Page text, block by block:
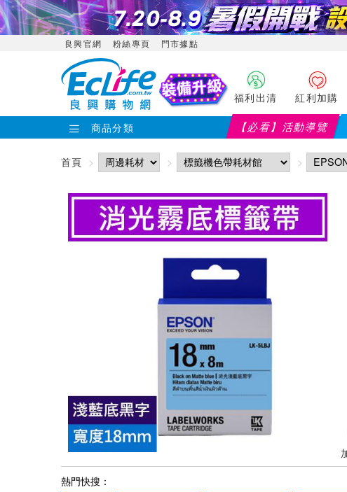
良興官網 粉絲專頁 門市據點
福利出清 紅利加購
商品分類 【必看】活動導覽
【PX大通】全館滿
首頁
熱門快搜：